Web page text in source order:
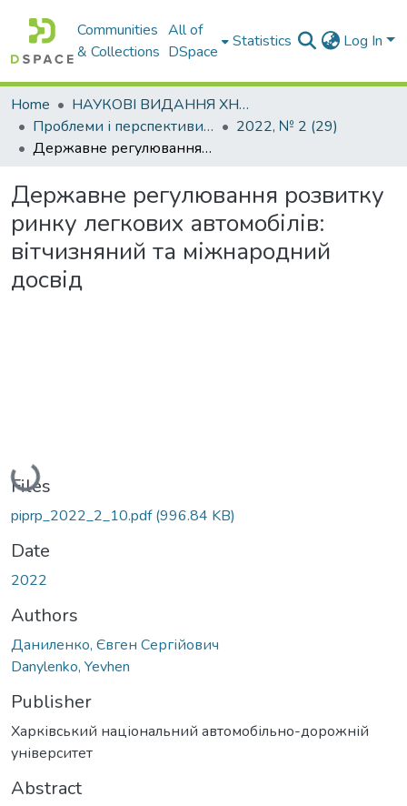
Communities
& Collections
All of
DSpace
Statistics Log In
Home
НАУКОВІ ВИДАННЯ ХНАДУ
Проблеми і перспективи розвитку підприємництва
2022, № 2 (29)
Державне регулювання розвитку ринку легкових автомобілів: вітчизняний та міжнародний досвід
Державне регулювання розвитку
ринку легкових автомобілів:
вітчизняний та міжнародний
досвід
Loading...
Files
piprp_2022_2_10.pdf(996.84 KB)
Date
2022
Authors
Даниленко, Євген Сергійович
Danylenko, Yevhen
Publisher
Харківський національний автомобільно-дорожній
університет
Abstract